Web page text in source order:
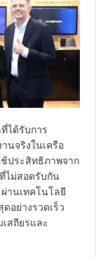
ได้รับการ
นจริงในเครือ
ประสิทธิภาพจาก
ไม่สอดรับกัน
านเทคโนโลยี
อย่างรวดเร็ว
สถียรและ